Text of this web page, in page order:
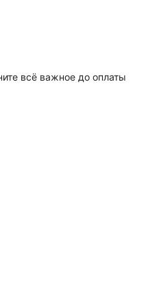
всё важное до оплаты